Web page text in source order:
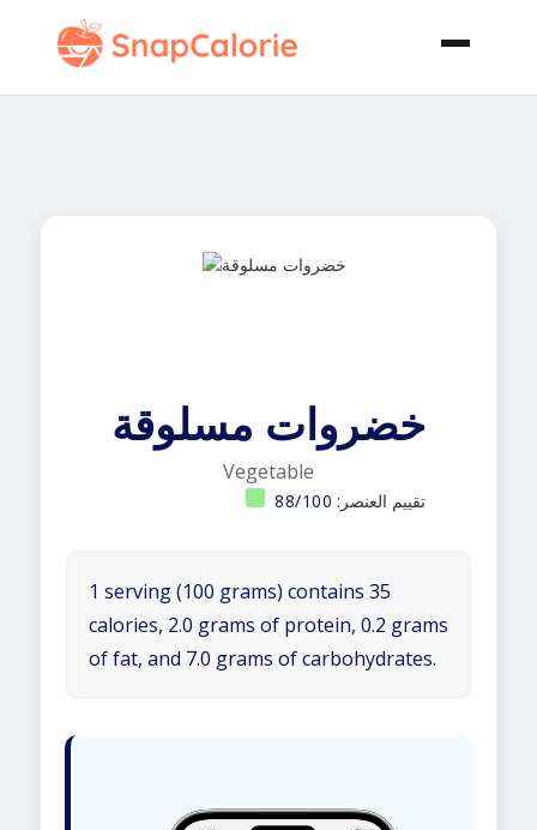
خضروات مسلوقة
Vegetable
تقييم العنصر: 88/100
1 serving (100 grams) contains 35
calories, 2.0 grams of protein, 0.2 grams
of fat, and 7.0 grams of carbohydrates.